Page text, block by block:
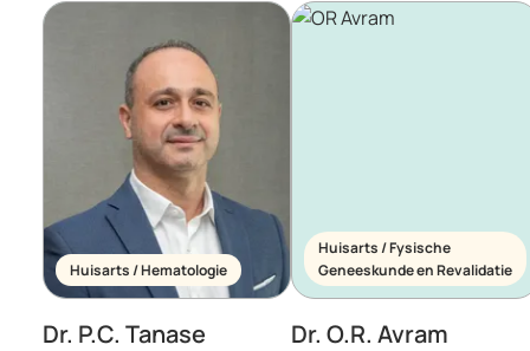
Huisarts / Hematologie
Dr. P.C. Tanase
Huisarts / Fysische
Geneeskunde en Revalidatie
Dr. O.R. Avram